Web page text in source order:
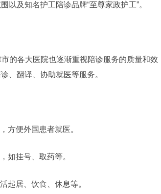
及知名护工陪诊品牌“至尊家政护工”。
各大医院也逐渐重视陪诊服务的质量和效
、翻译、协助就医等服务。
方便外国患者就医。
如挂号、取药等。
起居、饮食、休息等。